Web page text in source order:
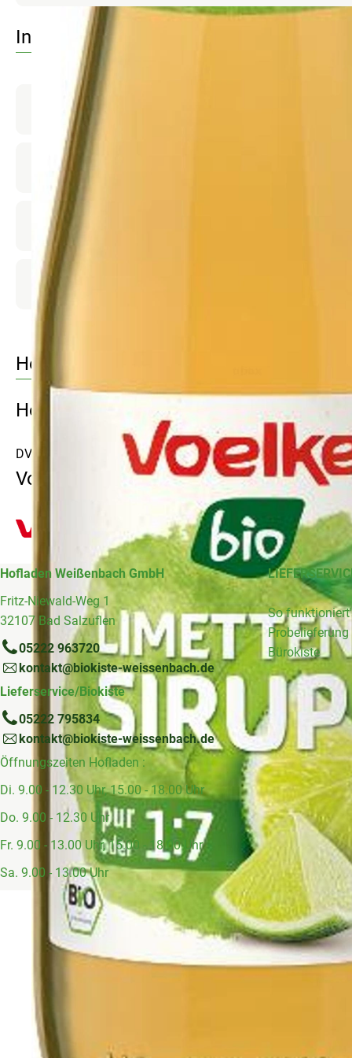
Info
Produktinformationen
Zutaten
Nährwert-Info
Produktdatenblatt
Herkunft
Hersteller: VOE
DV
Voelkel
Hofladen Weißenbach GmbH
Fritz-Niewald-Weg 1
32107 Bad Salzuflen
05222 963720
kontakt@biokiste-weissenbach.de
Lieferservice/Biokiste
05222 795834
kontakt@biokiste-weissenbach.de
Öffnungszeiten Hofladen :
Di. 9.00 - 12.30 Uhr, 15.00 - 18.00 Uhr
Do. 9.00 - 12.30 Uhr
Fr. 9.00 - 13.00 Uhr, 15.00 - 18.00 Uhr
Sa. 9.00 - 13.00 Uhr
So
Probelieferung
Bürokiste